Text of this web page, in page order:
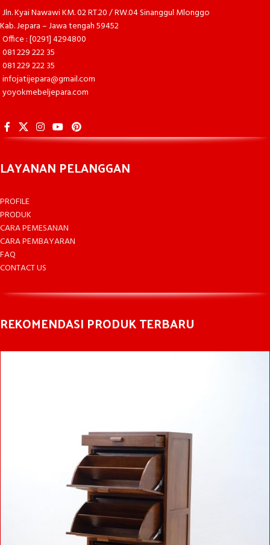
Jln. Kyai Nawawi KM. 02 RT.20 / RW.04 Sinanggul Mlonggo
Kab. Jepara – Jawa tengah 59452
Office : [0291] 4294800
081 229 222 35
081 229 222 35
infojatijepara@gmail.com
yoyokmebeljepara.com
LAYANAN PELANGGAN
PROFILE
PRODUK
CARA PEMESANAN
CARA PEMBAYARAN
FAQ
CONTACT US
REKOMENDASI PRODUK TERBARU